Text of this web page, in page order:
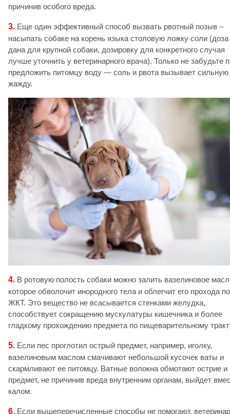
причинив особого вреда.
3. Еще один эффективный способ вызвать рвотный позыв –
насыпать собаке на корень языка столовую ложку соли (доза
дана для крупной собаки, дозировку для конкретного случая
лучше уточнить у ветеринарного врача). Только не забудьте
предложить питомцу воду — соль и рвота вызывает сильную
жажду.
4. В ротовую полость собаки можно залить вазелиновое
которое обволочит инородного тела и облегчит его прохода по
ЖКТ. Это вещество не всасывается стенками желудка,
способствует сокращению мускулатуры кишечника и более
гладкому прохождению предмета по пищеварительному
5. Если пес проглотил острый предмет, например, иголку,
вазелиновым маслом смачивают небольшой кусочек ваты и
скармливают ее питомцу. Ватные волокна обмотают острие и
предмет, не причинив вреда внутренним органам, выйдет
калом.
6. Если вышеперечисленные способы не помогают, ветеринар